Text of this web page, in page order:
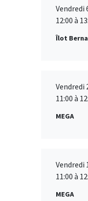
Vendredi
12:00 à
Îlot
Vendredi
11:00 à
MEGA
Vendredi
11:00 à
MEGA